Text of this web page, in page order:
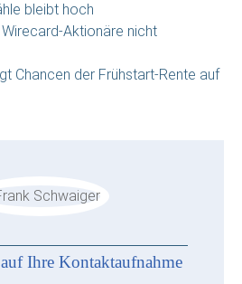
bleibt hoch
Aktionäre nicht
Chancen der Frühstart-Rente auf
Ihre Kontaktaufnahme